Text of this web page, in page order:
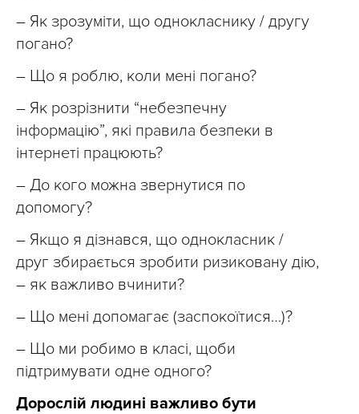
– Як зрозуміти, що однокласнику / другу
погано?
– Що я роблю, коли мені погано?
– Як розрізнити “небезпечну
інформацію”, які правила безпеки в
інтернеті працюють?
– До кого можна звернутися по
допомогу?
– Якщо я дізнався, що однокласник /
друг збирається зробити ризиковану дію,
– як важливо вчинити?
– Що мені допомагає (заспокоїтися…)?
– Що ми робимо в класі, щоби
підтримувати одне одного?
Дорослій людині важливо бути